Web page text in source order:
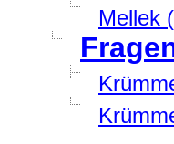
Mellek